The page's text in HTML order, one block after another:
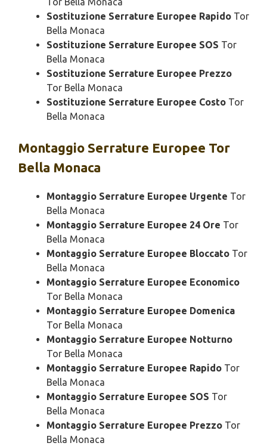
Sostituzione Serrature Europee Rapido Tor
Bella Monaca
Sostituzione Serrature Europee SOS Tor
Bella Monaca
Sostituzione Serrature Europee Prezzo
Tor Bella Monaca
Sostituzione Serrature Europee Costo Tor
Bella Monaca
Montaggio Serrature Europee Tor
Bella Monaca
Montaggio Serrature Europee Urgente Tor
Bella Monaca
Montaggio Serrature Europee 24 Ore Tor
Bella Monaca
Montaggio Serrature Europee Bloccato Tor
Bella Monaca
Montaggio Serrature Europee Economico
Tor Bella Monaca
Montaggio Serrature Europee Domenica
Tor Bella Monaca
Montaggio Serrature Europee Notturno
Tor Bella Monaca
Montaggio Serrature Europee Rapido Tor
Bella Monaca
Montaggio Serrature Europee SOS Tor
Bella Monaca
Montaggio Serrature Europee Prezzo Tor
Bella Monaca